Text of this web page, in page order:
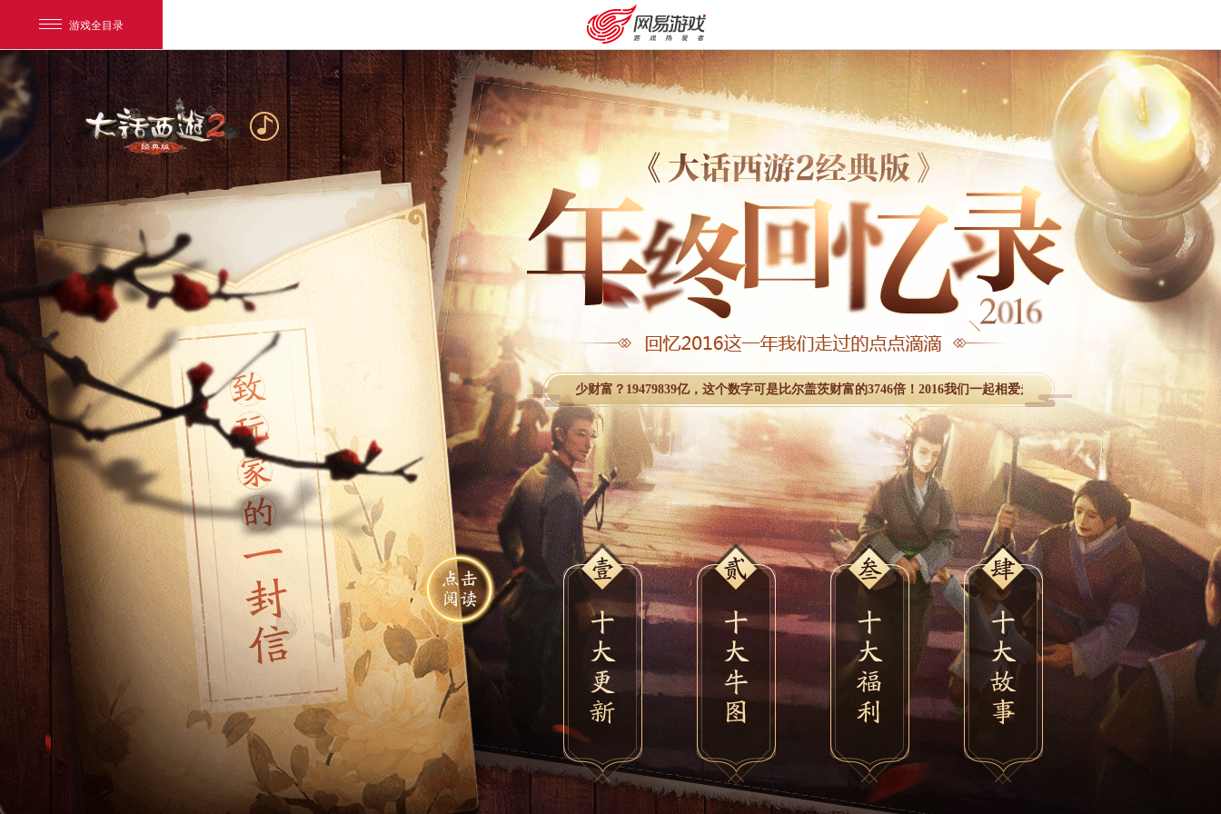
游戏全目录
网易游戏
游戏爱好者
我的足迹： 大话2经典版
购卡充值 客服中心
年底了都在回顾GDP！那我们来看看2016年所有玩家努力在大话里一共创造了多少财富？19479839亿，这个数字可是比尔盖茨财富的3746倍！2016我们一起相爱走过，结伴同行，这一年在月老的见